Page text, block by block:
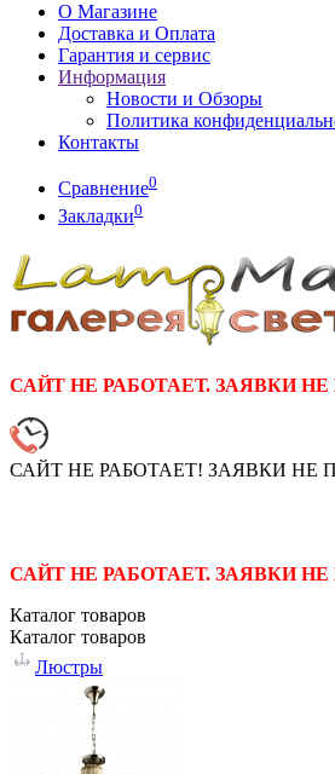
О Магазине
Доставка и Оплата
Гарантия и сервис
Информация
Новости и Обзоры
Политика
Контакты
Сравнение0
Закладки0
САЙТ НЕ РАБОТАЕТ. ЗАЯВКИ
САЙТ НЕ РАБОТАЕТ! ЗАЯВКИ
САЙТ НЕ РАБОТАЕТ. ЗАЯВКИ
Каталог товаров
Каталог товаров
Люстры